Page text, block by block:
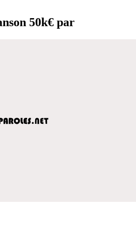
50k€ par